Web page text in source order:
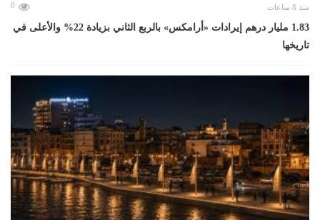
منذ 8 ساعات 0
‏1.83 مليار درهم إيرادات «أرامكس» بالربع الثاني بزيادة 22% والأعلى في
تاريخها